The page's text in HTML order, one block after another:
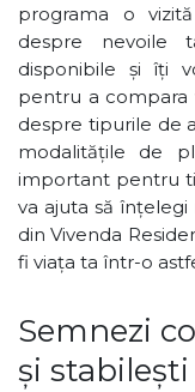
programa o
despre nevoile
disponibile și îți
pentru a compara
despre tipurile de
modalitățile de
important pentru
va ajuta să
din Vivenda
fi viața ta într-o
Semnezi
și